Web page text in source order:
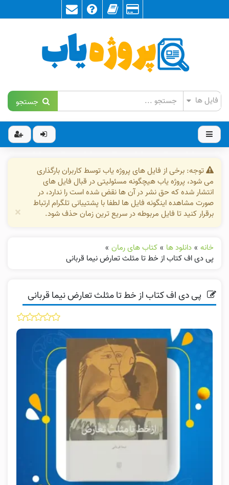
جستجو
توجه: برخی از فایل های پروژه یاب توسط کاربران بارگذاری
می شود، پروژه یاب هیچگونه مسئولیتی در قبال فایل های
انتشار شده که حق نشر در آن ها نقض شده است را ندارد، در
صورت مشاهده اینگونه فایل ها لطفا با پشتیبانی تلگرام ارتباط
برقرار کنید تا فایل مربوطه در سریع ترین زمان حذف شود.
×
خانه » دانلود ها » کتاب های رمان »
پی دی اف کتاب از خط تا مثلث تعارض نیما قربانی
پی دی اف کتاب از خط تا مثلث تعارض نیما قربانی